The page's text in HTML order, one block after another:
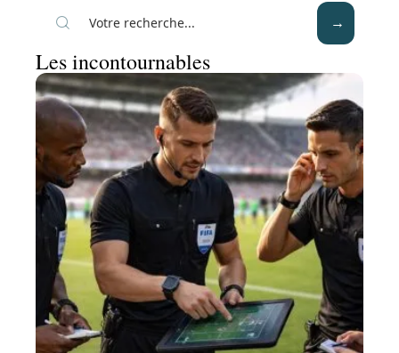
Les incontournables